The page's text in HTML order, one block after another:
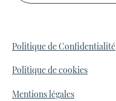
Politique de Confidentialité
Politique de cookies
Mentions légales